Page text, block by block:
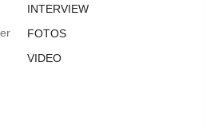
INTERVIEW
FOTOS
VIDEO